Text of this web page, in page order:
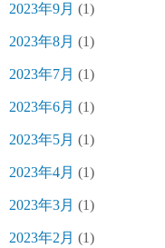
2023年9月 (1)
2023年8月 (1)
2023年7月 (1)
2023年6月 (1)
2023年5月 (1)
2023年4月 (1)
2023年3月 (1)
2023年2月 (1)